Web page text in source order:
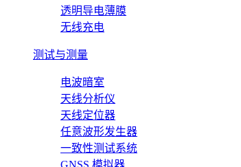
透明导电薄膜
无线充电
测试与测量
电波暗室
天线分析仪
天线定位器
任意波形发生器
一致性测试系统
GNSS 模拟器